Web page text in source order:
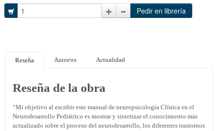
Reseña Autor/es Actualidad
Reseña de la obra
“Mi objetivo al escribir este manual de neuropsicología Clínica en el
Neurodesarrollo Pediátrico es mostrar y sintetizar el conocimiento más
actualizado sobre el proceso del neurodesarrollo, los diferentes trastornos